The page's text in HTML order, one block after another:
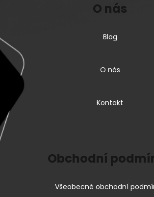
O nás
Blog
O nás
Kontakt
Obchodní
Všeobecné obchodní